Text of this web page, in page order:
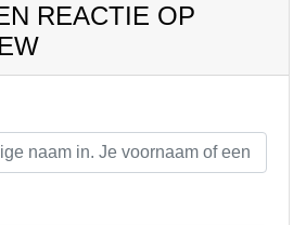
REACTIE OP